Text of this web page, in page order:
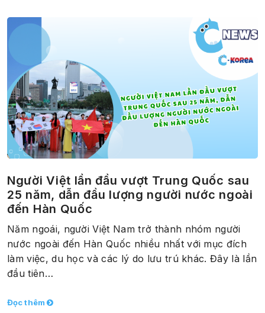
Người Việt lần đầu vượt Trung Quốc sau
25 năm, dẫn đầu lượng người nước ngoài
đến Hàn Quốc
Năm ngoái, người Việt Nam trở thành nhóm người
nước ngoài đến Hàn Quốc nhiều nhất với mục đích
làm việc, du học và các lý do lưu trú khác. Đây là lần
đầu tiên…
Đọc thêm